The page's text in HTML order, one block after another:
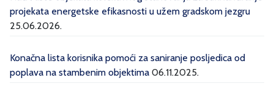
projekata energetske efikasnosti u užem gradskom jezgru
25.06.2026.
Konačna lista korisnika pomoći za saniranje posljedica od
poplava na stambenim objektima 06.11.2025.